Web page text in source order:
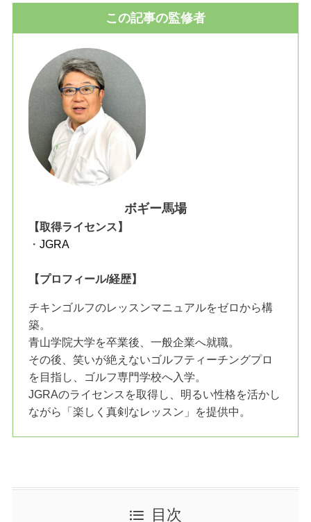
この記事の監修者
ボギー馬場
【取得ライセンス】
・JGRA
【プロフィール/経歴】
チキンゴルフのレッスンマニュアルをゼロから構
築。
青山学院大学を卒業後、一般企業へ就職。
その後、笑いが絶えないゴルフティーチングプロ
を目指し、ゴルフ専門学校へ入学。
JGRAのライセンスを取得し、明るい性格を活かし
ながら「楽しく真剣なレッスン」を提供中。
目次